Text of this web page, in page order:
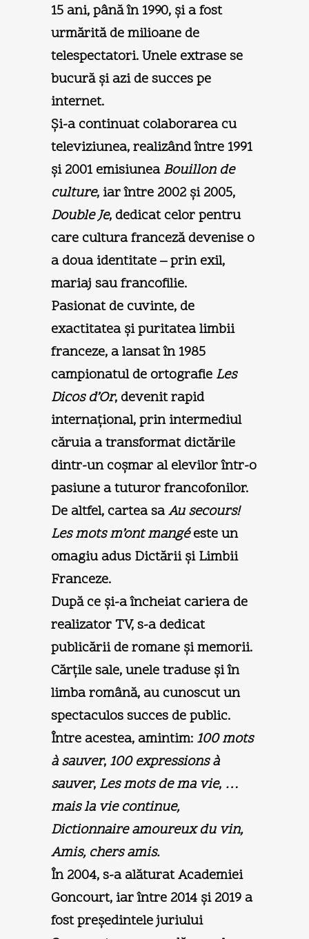
15 ani, până în 1990, şi a fost
urmărită de milioane de
telespectatori. Unele extrase se
bucură şi azi de succes pe
internet.
Şi-a continuat colaborarea cu
televiziunea, realizând între 1991
şi 2001 emisiuneaBouillon de
culture, iar între 2002 şi 2005,
Double Je, dedicat celor pentru
care cultura franceză devenise o
a doua identitate – prin exil,
mariaj sau francofilie.
Pasionat de cuvinte, de
exactitatea şi puritatea limbii
franceze, a lansat în 1985
campionatul de ortografie Les
Dicos d’Or, devenit rapid
internaţional, prin intermediul
căruia a transformat dictările
dintr-un coşmar al elevilor într-o
pasiune a tuturor francofonilor.
De altfel, cartea saAu secours!
Les mots m’ont mangéeste un
omagiu adus Dictării şi Limbii
Franceze.
După ce şi-a încheiat cariera de
realizator TV, s-a dedicat
publicării de romane şi memorii.
Cărţile sale, unele traduse şi în
limba română, au cunoscut un
spectaculos succes de public.
Între acestea, amintim: 100 mots
à sauver, 100 expressions à
sauver, Les mots de ma vie, …
mais la vie continue,
Dictionnaire amoureux du vin,
Amis, chers amis.
În 2004, s-a alăturat Academiei
Goncourt, iar între 2014 şi 2019 a
fost preşedintele juriului